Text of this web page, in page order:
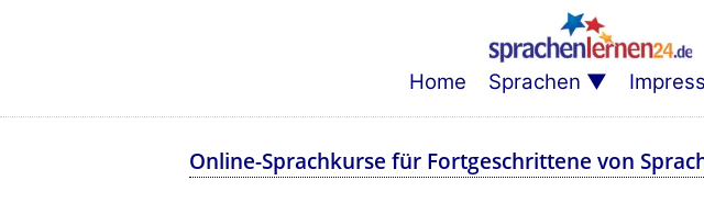
Home Sprachen
Online-Sprachkurse für Fortgeschrittene von